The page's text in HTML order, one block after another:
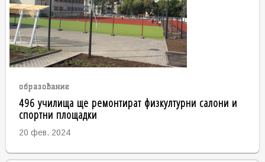
образование
496 училища ще ремонтират физкултурни салони и
спортни площадки
20 фев. 2024